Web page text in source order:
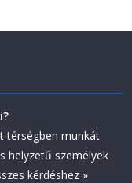
térségben munkát
helyzetű személyek
kérdéshez »